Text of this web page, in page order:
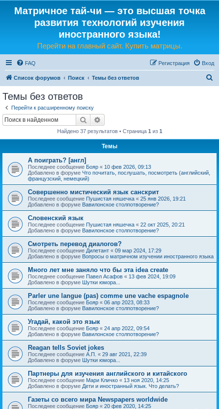
Матричное тай-чи — это высшая точка
развития технологий изучения
иностранного языка!
Перейти на главный сайт. Купить матрицы.
FAQ Вход
Регистрация
Список форумов Поиск Темы без ответов
Темы без ответов
Перейти к расширенному поиску
Поиск
Найдено 37 результатов • Страница 1 из 1
Темы
А поиграть? [англ]
Последнее сообщение Бояр « 10 фев 2026, 09:13
Добавлено в форуме Что почитать, послушать, посмотреть (английский,
французский, немецкий)
Совершенно мистический язык санскрит
Последнее сообщение Пушистая няшечка « 25 янв 2026, 19:21
Добавлено в форуме Вавилонское столпотворение?
Словенский язык
Последнее сообщение Пушистая няшечка « 22 окт 2025, 20:21
Добавлено в форуме Вавилонское столпотворение?
Смотреть перевод диалогов?
Последнее сообщение Дилетант « 09 мар 2024, 17:29
Добавлено в форуме Вопросы о матричном изучении иностранного языка
Много лет мне заняло что бы эта idea create
Последнее сообщение Павел Асафов « 13 фев 2024, 19:09
Добавлено в форуме Шутки юмора...
Parler une langue (pas) comme une vache espagnole
Последнее сообщение Бояр « 06 апр 2023, 08:33
Добавлено в форуме Вавилонское столпотворение?
Угадай, какой это язык
Последнее сообщение Бояр « 24 апр 2022, 09:54
Добавлено в форуме Вавилонское столпотворение?
Reagan tells Soviet jokes
Последнее сообщение А.П. « 29 авг 2021, 22:39
Добавлено в форуме Шутки юмора...
Партнеры для изучения английского и китайского
Последнее сообщение Мари Кличко « 13 ноя 2020, 14:25
Добавлено в форуме Дети и иностранный язык. Что делать?
Газеты со всего мира Newspapers worldwide
Последнее сообщение Бояр « 20 фев 2020, 14:25